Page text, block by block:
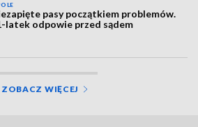
pasy początkiem problemów.
latek odpowie przed sądem
ZOBACZ WIĘCEJ